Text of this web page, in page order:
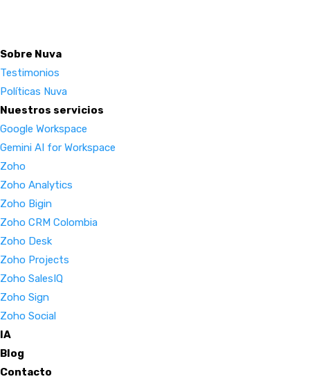
Sobre Nuva
Testimonios
Políticas Nuva
Nuestros servicios
Google Workspace
Gemini AI for Workspace
Zoho
Zoho Analytics
Zoho Bigin
Zoho CRM Colombia
Zoho Desk
Zoho Projects
Zoho SalesIQ
Zoho Sign
Zoho Social
IA
Blog
Contacto